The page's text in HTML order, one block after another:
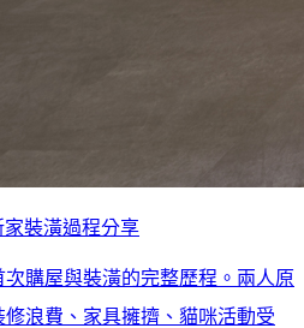
裝潢過程分享
購屋與裝潢的完整歷程。兩人原
浪費、家具擁擠、貓咪活動受